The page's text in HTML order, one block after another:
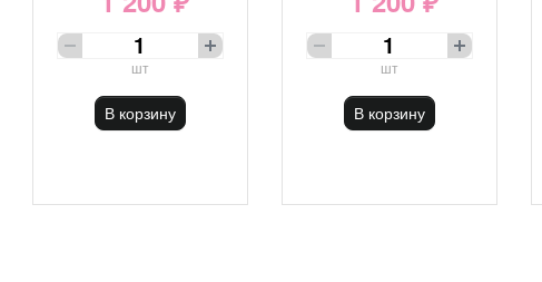
шт
В корзину
шт
В корзину